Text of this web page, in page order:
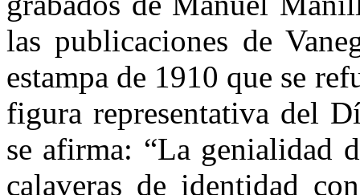
las publicaciones de
estampa de 1910 que se
figura representativa del
se afirma: “La genialidad
calaveras de identidad